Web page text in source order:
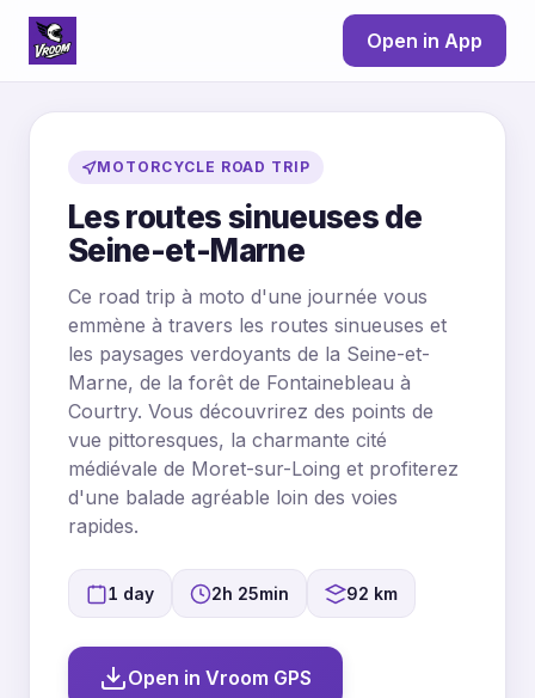
Open in App
MOTORCYCLE ROAD TRIP
Les routes sinueuses de
Seine-et-Marne
Ce road trip à moto d'une journée vous
emmène à travers les routes sinueuses et
les paysages verdoyants de la Seine-et-
Marne, de la forêt de Fontainebleau à
Courtry. Vous découvrirez des points de
vue pittoresques, la charmante cité
médiévale de Moret-sur-Loing et profiterez
d'une balade agréable loin des voies
rapides.
1 day 2h 25min 92 km
Open in Vroom GPS